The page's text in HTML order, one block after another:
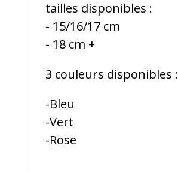
tailles disponibles :
- 15/16/17 cm
- 18 cm +
3 couleurs disponibles :
-Bleu
-Vert
-Rose